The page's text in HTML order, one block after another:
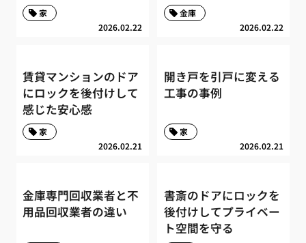
2026.02.22
家
2026.02.22
金庫
賃貸マンションのドア
にロックを後付けして
感じた安心感
2026.02.21
家
開き戸を引戸に変える
工事の事例
2026.02.21
家
金庫専門回収業者と不
用品回収業者の違い
書斎のドアにロックを
後付けしてプライベー
ト空間を守る